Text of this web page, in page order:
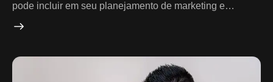
pode incluir em seu planejamento de marketing e…